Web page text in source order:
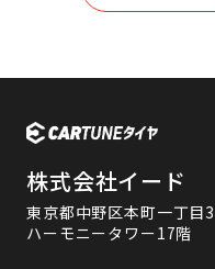
株式会社イード
東京都中野区本町一丁目
ハーモニータワー17階